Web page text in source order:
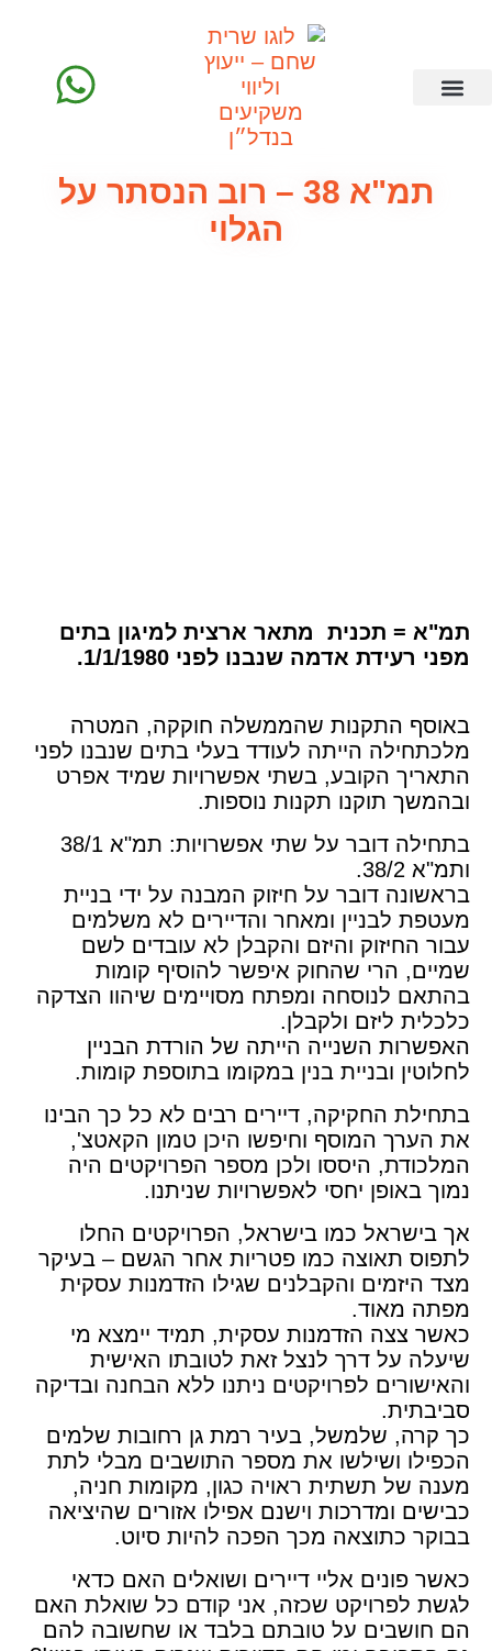
תמ"א 38 – רוב הנסתר על
הגלוי
תמ"א = תכנית מתאר ארצית למיגון בתים
מפני רעידת אדמה שנבנו לפני 1/1/1980.
באוסף התקנות שהממשלה חוקקה, המטרה
מלכתחילה הייתה לעודד בעלי בתים שנבנו לפני
התאריך הקובע, בשתי אפשרויות שמיד אפרט
ובהמשך תוקנו תקנות נוספות.
בתחילה דובר על שתי אפשרויות: תמ"א 38/1
ותמ"א 38/2
.
בראשונה דובר על חיזוק המבנה על ידי בניית
מעטפת לבניין ומאחר והדיירים לא משלמים
עבור החיזוק והיזם והקבלן לא עובדים לשם
שמיים, הרי שהחוק איפשר להוסיף קומות
בהתאם לנוסחה ומפתח מסויימים שיהוו הצדקה
כלכלית ליזם ולקבלן.
האפשרות השנייה הייתה של הורדת הבניין
לחלוטין ובניית בנין במקומו בתוספת קומות.
בתחילת החקיקה, דיירים רבים לא כל כך הבינו
את הערך המוסף וחיפשו היכן טמון הקאטצ',
המלכודת, היססו ולכן מספר הפרויקטים היה
נמוך באופן יחסי לאפשרויות שניתנו.
אך בישראל כמו בישראל, הפרויקטים החלו
לתפוס תאוצה כמו פטריות אחר הגשם – בעיקר
מצד היזמים והקבלנים שגילו הזדמנות עסקית
מפתה מאוד.
כאשר צצה הזדמנות עסקית, תמיד יימצא מי
שיעלה על דרך לנצל זאת לטובתו האישית
והאישורים לפרויקטים ניתנו ללא הבחנה ובדיקה
סביבתית.
כך קרה, שלמשל, בעיר רמת גן רחובות שלמים
הכפילו ושילשו את מספר התושבים מבלי לתת
מענה של תשתית ראויה כגון, מקומות חניה,
כבישים ומדרכות וישנם אפילו אזורים שהיציאה
בבוקר כתוצאה מכך הפכה להיות סיוט.
כאשר פונים אליי דיירים ושואלים האם כדאי
לגשת לפרויקט שכזה, אני קודם כל שואלת האם
הם חושבים על טובתם בלבד או שחשובה להם